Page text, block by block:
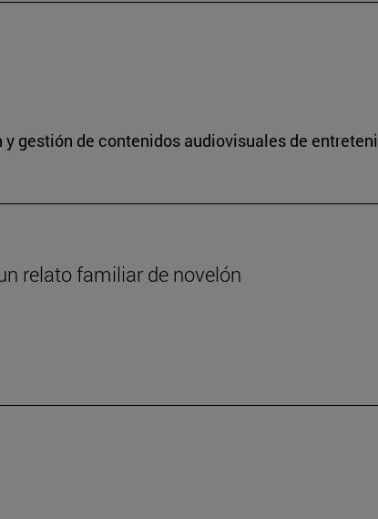
gestión de contenidos audiovisuales de
relato familiar de novelón